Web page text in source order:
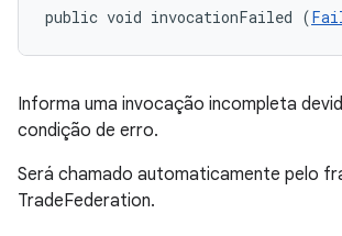
public void invocationFailed (
Informa uma invocação incompleta
condição de erro.
Será chamado automaticamente pelo
TradeFederation.